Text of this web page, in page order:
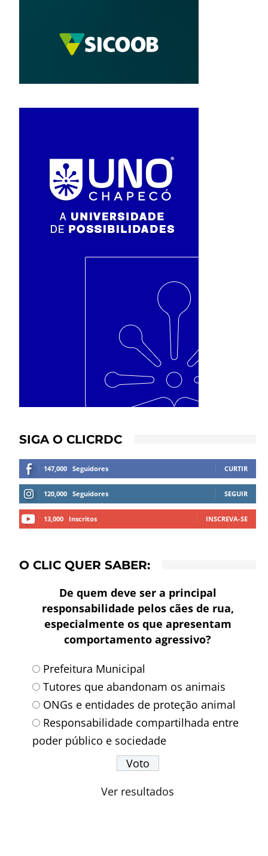
SIGA O CLICRDC
147,000 Seguidores CURTIR
120,000 Seguidores SEGUIR
13,000 Inscritos INSCREVA-SE
O CLIC QUER SABER:
De quem deve ser a principal
responsabilidade pelos cães de rua,
especialmente os que apresentam
comportamento agressivo?
Prefeitura Municipal
Tutores que abandonam os animais
ONGs e entidades de proteção animal
Responsabilidade compartilhada entre
poder público e sociedade
Ver resultados